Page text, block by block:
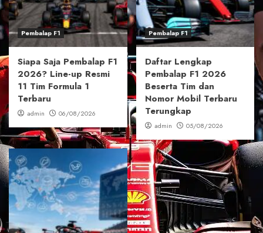
Pembalap F1
Siapa Saja Pembalap F1
2026? Line-up Resmi
11 Tim Formula 1
Terbaru
admin 06/08/2026
Pembalap F1
Daftar Lengkap
Pembalap F1 2026
Beserta Tim dan
Nomor Mobil Terbaru
Terungkap
admin 05/08/2026